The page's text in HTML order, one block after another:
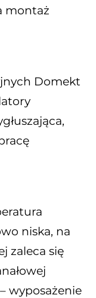
montaż
Domekt
niska, na
zaleca się
wyposażenie